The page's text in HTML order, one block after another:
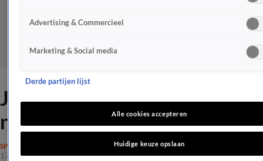
Johan Derksen geeft update
na operatie
SPRAAKMAKEND
17 apr 2024, 11:27
Advertising & Commercieel
Marketing & Social media
Derde partijen lijst
Alle cookies accepteren
Huidige keuze opslaan